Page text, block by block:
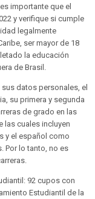
importante que el
y verifique si cumple
legalmente
ser mayor de 18
la educación
de Brasil.
datos personales, el
su primera y segunda
de grado en las
las cuales incluyen
y el español como
Por lo tanto, no es
92 cupos con
Estudiantil de la